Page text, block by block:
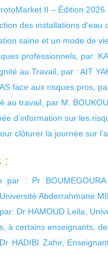
II – Édition 2026
des installations d’eau
saine et un mode de
professionnels, par:
au Travail, par : AIT
face aux risques pros,
au travail, par M. BOUKOU
d’information sur les
clôturer la journée sur
:
par : Pr
Abderrahmane
Dr HAMOUD Leila,
à certains enseignants,
HADIBI Zahir,